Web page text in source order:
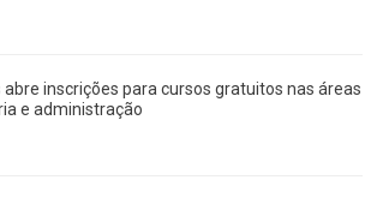
abre inscrições para cursos gratuitos nas áreas
e administração